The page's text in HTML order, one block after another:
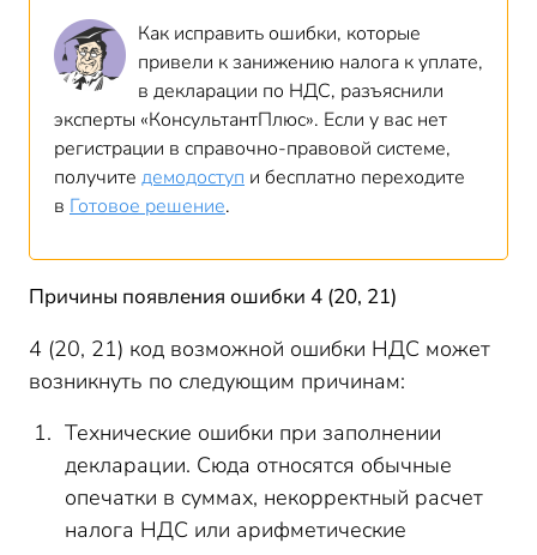
Как исправить ошибки, которые
привели к занижению налога к уплате,
в декларации по НДС, разъяснили
эксперты «КонсультантПлюс». Если у вас нет
регистрации в справочно-правовой системе,
получите демодоступ и бесплатно переходите
в Готовое решение.
Причины появления ошибки 4 (20, 21)
4 (20, 21) код возможной ошибки НДС может
возникнуть по следующим причинам:
Технические ошибки при заполнении
декларации. Сюда относятся обычные
опечатки в суммах, некорректный расчет
налога НДС или арифметические